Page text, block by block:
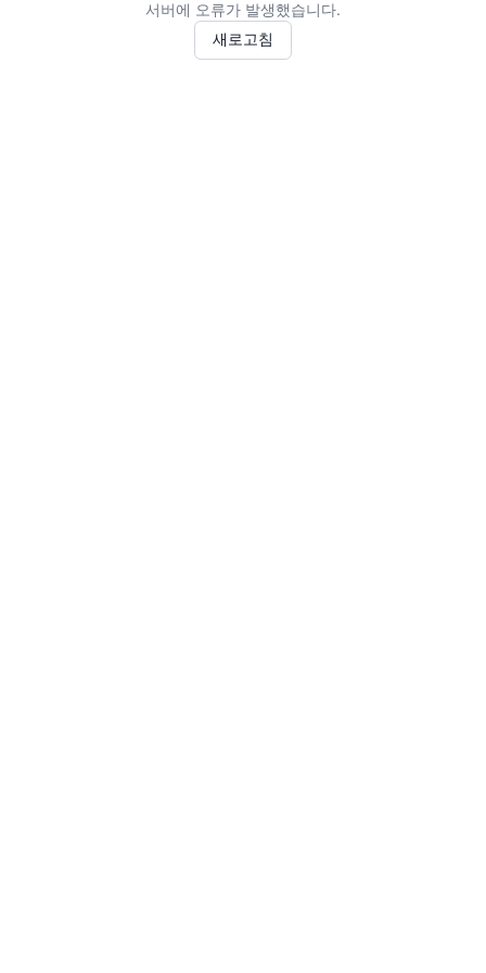
서버에 오류가 발생했습니다.
새로고침